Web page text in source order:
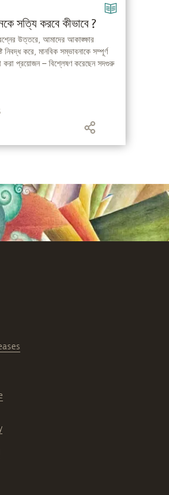
সত্যি করবে কীভাবে ?
উত্তরে, আমাদের আকাঙ্ক্ষার
নিবদ্ধ করে, মানবিক সম্ভাবনাকে সম্পূর্ণ
করা প্রয়োজন – বিশ্লেষণ করেছেন সদগুরু